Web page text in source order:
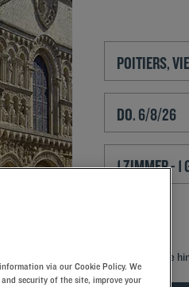
Navigate
Spezialcode
via our Cookie Policy. We
security of the site, improve your